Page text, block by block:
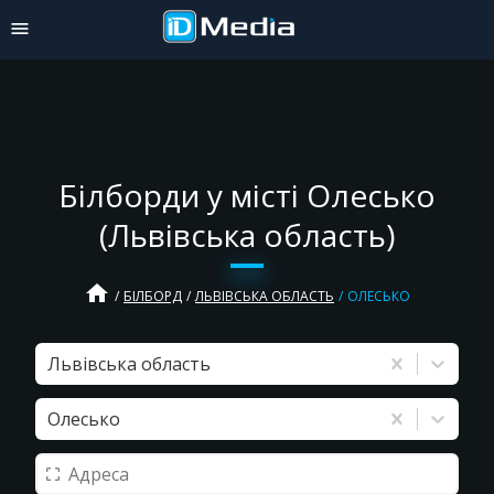
Білборди у місті Олесько
(Львівська область)
home БІЛБОРД ЛЬВІВСЬКА ОБЛАСТЬ ОЛЕСЬКО
Львівська область
Олесько